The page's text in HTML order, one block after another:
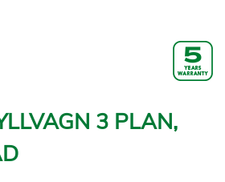
3 PLAN,